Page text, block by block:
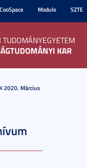
CooSpace Modulo SZTE
TUDOMÁNYEGYETEM
KAR
2020. Március